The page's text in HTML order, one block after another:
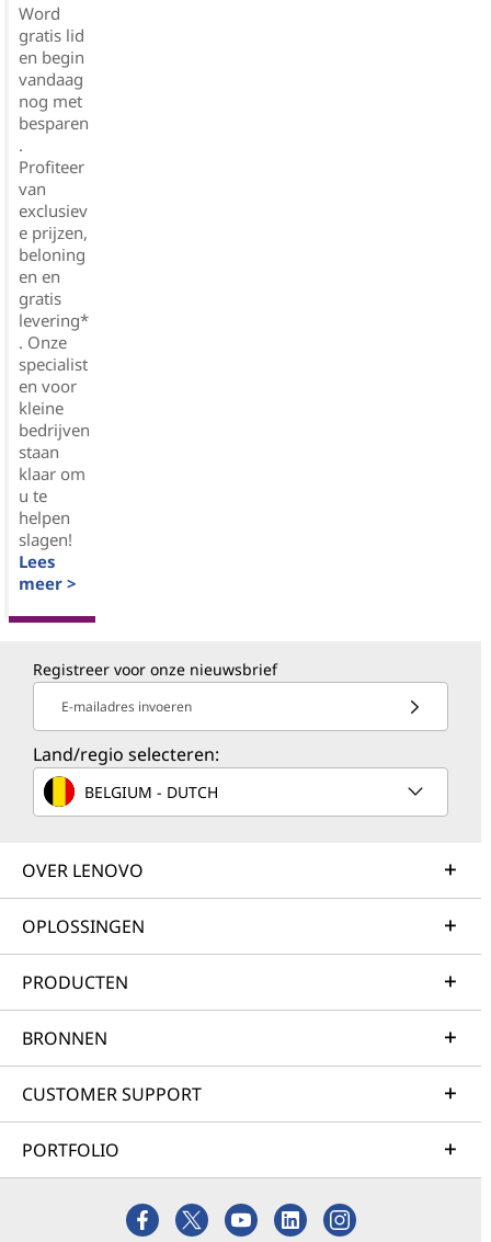
Word
gratis lid
en begin
vandaag
nog met
besparen
.
Profiteer
van
exclusiev
e prijzen,
beloning
en en
gratis
levering*
. Onze
specialist
en voor
kleine
bedrijven
staan
klaar om
u te
helpen
slagen!
Lees
meer >
Registreer voor onze nieuwsbrief
E-mailadres invoeren
Land/regio selecteren:
BELGIUM - DUTCH
OVER LENOVO
OPLOSSINGEN
PRODUCTEN
BRONNEN
CUSTOMER SUPPORT
PORTFOLIO